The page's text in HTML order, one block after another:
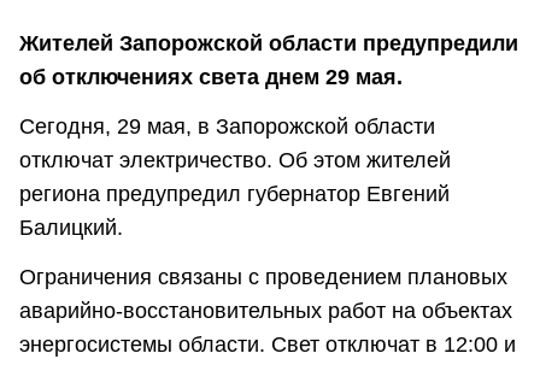
Жителей Запорожской области предупредили
об отключениях света днем 29 мая.
Сегодня, 29 мая, в Запорожской области
отключат электричество. Об этом жителей
региона предупредил губернатор Евгений
Балицкий.
Ограничения связаны с проведением плановых
аварийно-восстановительных работ на объектах
энергосистемы области. Свет отключат в 12:00 и